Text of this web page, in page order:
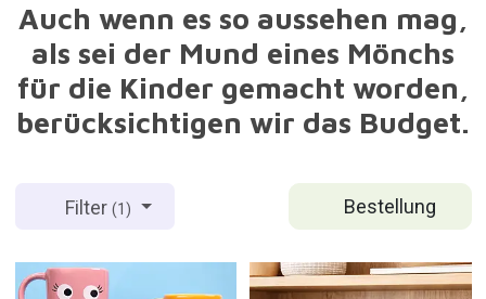
Auch wenn es so aussehen mag,
als sei der Mund eines Mönchs
für die Kinder gemacht worden,
berücksichtigen wir das Budget.
Bestellung
Filter(1)